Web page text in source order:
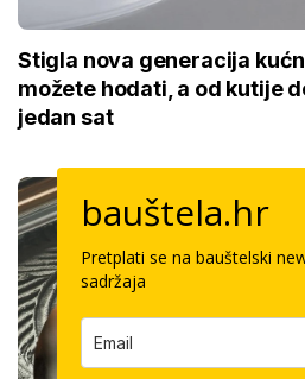
Stigla nova generacija
možete hodati, a od kutije
jedan sat
bauštela.hr
Pretplati se na bauštelski
sadržaja